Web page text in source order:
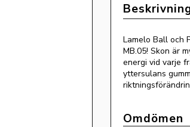
Lamelo Ball och
MB.05! Skon är
energi vid varje
yttersulans
Omdömen